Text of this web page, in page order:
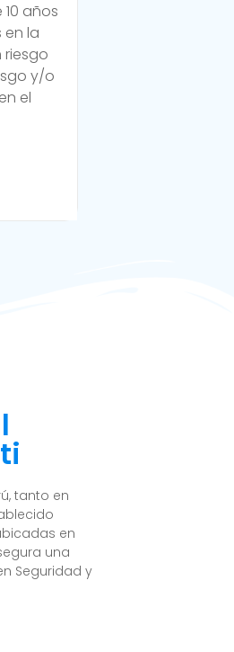
años
en la
y/o
el
tanto en
en
una
Seguridad y